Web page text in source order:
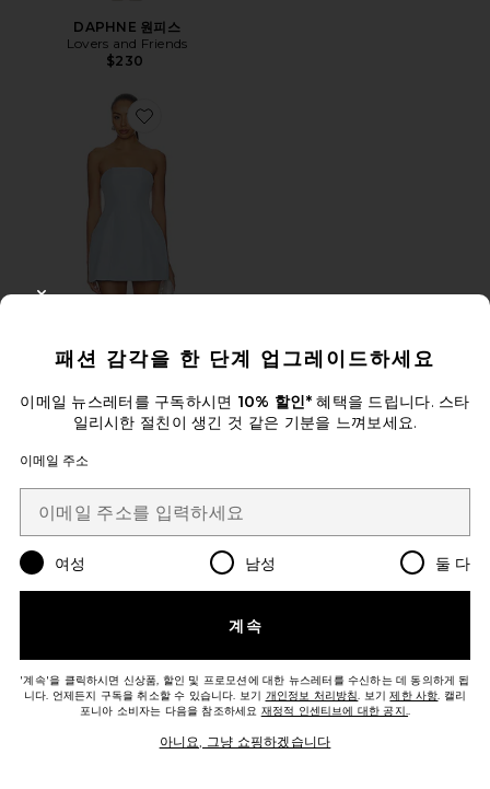
DAPHNE 원피스
Lovers and Friends
$230
Favorite NIKOLA 원피스
지금 트렌딩!
12 최근 판매됨
NIKOLA 원피스
ALL THE WAYS
$78
패션 감각을 한 단계 업그레이드하세요
이메일 뉴스레터를 구독하시면 10% 할인*혜택을 드립니다. 스타
일리시한 절친이 생긴 것 같은 기분을 느껴보세요.
이메일 주소
여성 남성 둘 다
계속
'계속'을 클릭하시면 신상품, 할인 및 프로모션에 대한 뉴스레터를 수신하는 데 동의하게 됩
니다. 언제든지 구독을 취소할 수 있습니다. 보기 개인정보 처리방침. 보기제한 사항. 캘리
포니아 소비자는 다음을 참조하세요 재정적 인센티브에 대한 공지..
아니요, 그냥 쇼핑하겠습니다